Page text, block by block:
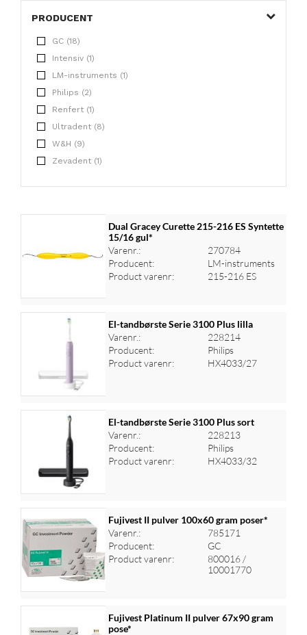
PRODUCENT
GC (18)
Intensiv (1)
LM-instruments (1)
Philips (2)
Renfert (1)
Ultradent (8)
W&H (9)
Zevadent (1)
Dual Gracey Curette 215-216 ES Syntette
15/16 gul*
Varenr.:
270784
Producent:
LM-instruments
Product varenr:
215-216 ES
Log ind for at se priser
El-tandbørste Serie 3100 Plus lilla
Varenr.:
228214
Producent:
Philips
Product varenr:
HX4033/27
Log ind for at se priser
El-tandbørste Serie 3100 Plus sort
Varenr.:
228213
Producent:
Philips
Product varenr:
HX4033/32
Log ind for at se priser
Fujivest II pulver 100x60 gram poser*
Varenr.:
785171
Producent:
GC
Product varenr:
800016 /
10001770
Fujivest Platinum II pulver 67x90 gram
pose*